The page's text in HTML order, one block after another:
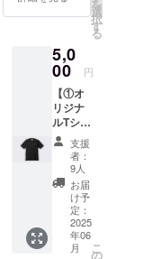
所：
TRANK
SHONA
Nの公式
HP ・掲
載期
間：
2025年
5月1
日〜1年
間掲載
・掲載
方法：
文字の
み ・注
料玄
米：産
形県東
置賜郡
川西町
品種・
つや姫
年産・
令和6年
・内容
量：2kg
・保存
方法：
を
選
択
す
る
5,0
00 円
【①オ
リジナ
ルTシャ
ツ +
②HPへ
の氏名
掲載
権】 ①
オリジ
ナルT
シャツ
TRANK
支援
者：
9人
お届
け予
定：
2025
年06
月
こ
の